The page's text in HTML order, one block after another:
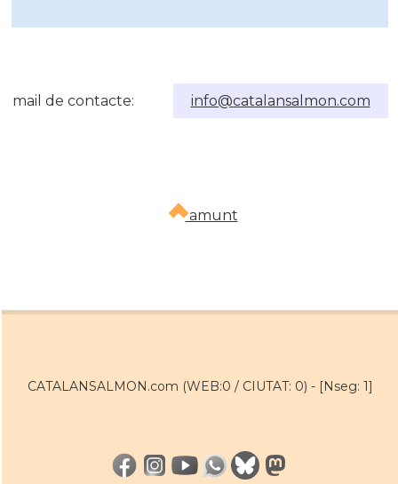
mail de contacte: info@catalansalmon.com
amunt
CATALANSALMON.com (WEB:0 / CIUTAT: 0) - [Nseg: 1]